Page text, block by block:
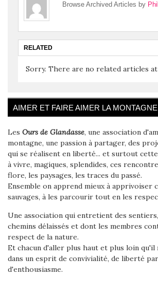
Browse Archived Articles by
RELATED
Sorry. There are no related articles
AIMER ET FAIRE AIMER LA MONTAGNE
Les Ours de Glandasse, une association
montagne, une passion à partager, des
qui se réalisent en liberté... et surtout
à vivre, magiques, splendides, ces
flore, les paysages, les traces du passé.
Ensemble on apprend mieux à apprivoiser
sauvages, à les parcourir tout en les
Une association qui entretient des
chemins délaissés et dont les membres
respect de la nature.
Et chacun d'aller plus haut et plus loin
dans un esprit de convivialité, de liberté
d'enthousiasme.